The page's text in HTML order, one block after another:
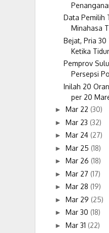
Data Pemilih
Minahasa
Bejat, Pria 30
Ketika Tidur
Pemprov
Persepsi
Inilah 20
per 20
► Mar 22 (30)
► Mar 23 (32)
► Mar 24 (27)
► Mar 25 (18)
► Mar 26 (18)
► Mar 27 (17)
► Mar 28 (19)
► Mar 29 (25)
► Mar 30 (18)
► Mar 31 (22)